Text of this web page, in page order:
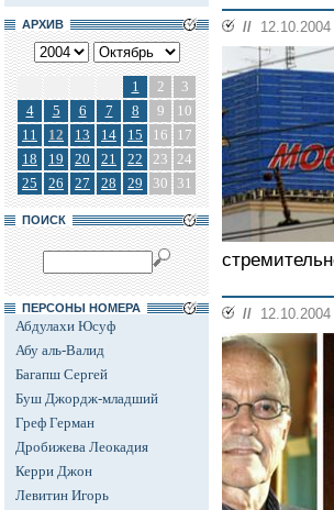
АРХИВ
1 2
3
4
5 6 7 8 9
10
11
12 13 14 15 16
17
18
19 20 21 22 23 24
25
26 27 28 29 30 31
ПОИСК
ПЕРСОНЫ НОМЕРА
Абдулахи Юсуф
Абу аль-Валид
Багапш Сергей
Буш Джордж-младший
Греф Герман
Дробижева Леокадия
Керри Джон
Левитин Игорь
// 12.10.2004
// 12.10.2004